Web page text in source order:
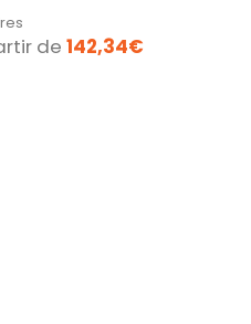
Compatible ATX
PCIe 5.1,
Cybenetics
fiable,...
de 142,34€